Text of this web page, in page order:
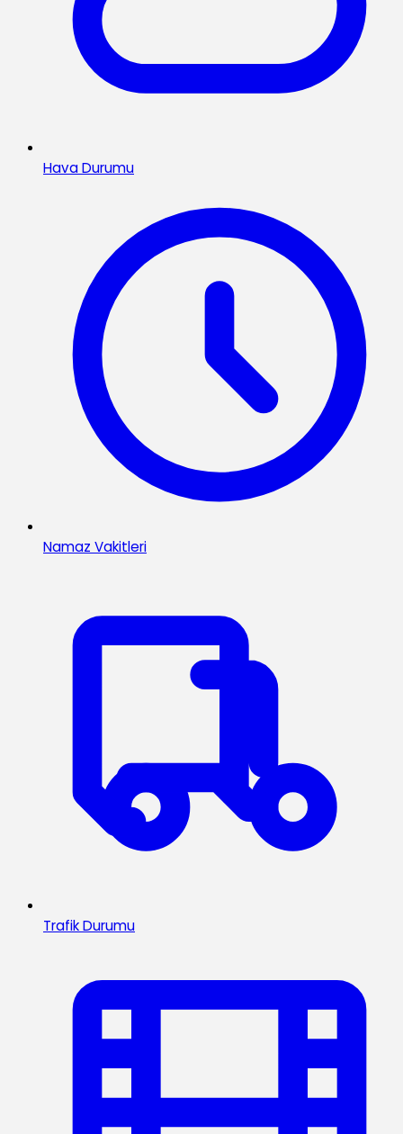
Hava Durumu
Namaz Vakitleri
Trafik Durumu